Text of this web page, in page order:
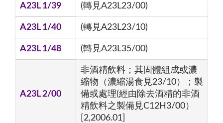
A23L 1/39 (轉見A23L23/00)
A23L 1/40 (轉見A23L23/10)
A23L 1/48 (轉見A23L35/00)
A23L 2/00
非酒精飲料；其固體組成或濃
縮物（濃縮湯食見23/10）；製
備或處理(經由除去酒精的非酒
精飲料之製備見C12H3/00）
[2,2006.01]